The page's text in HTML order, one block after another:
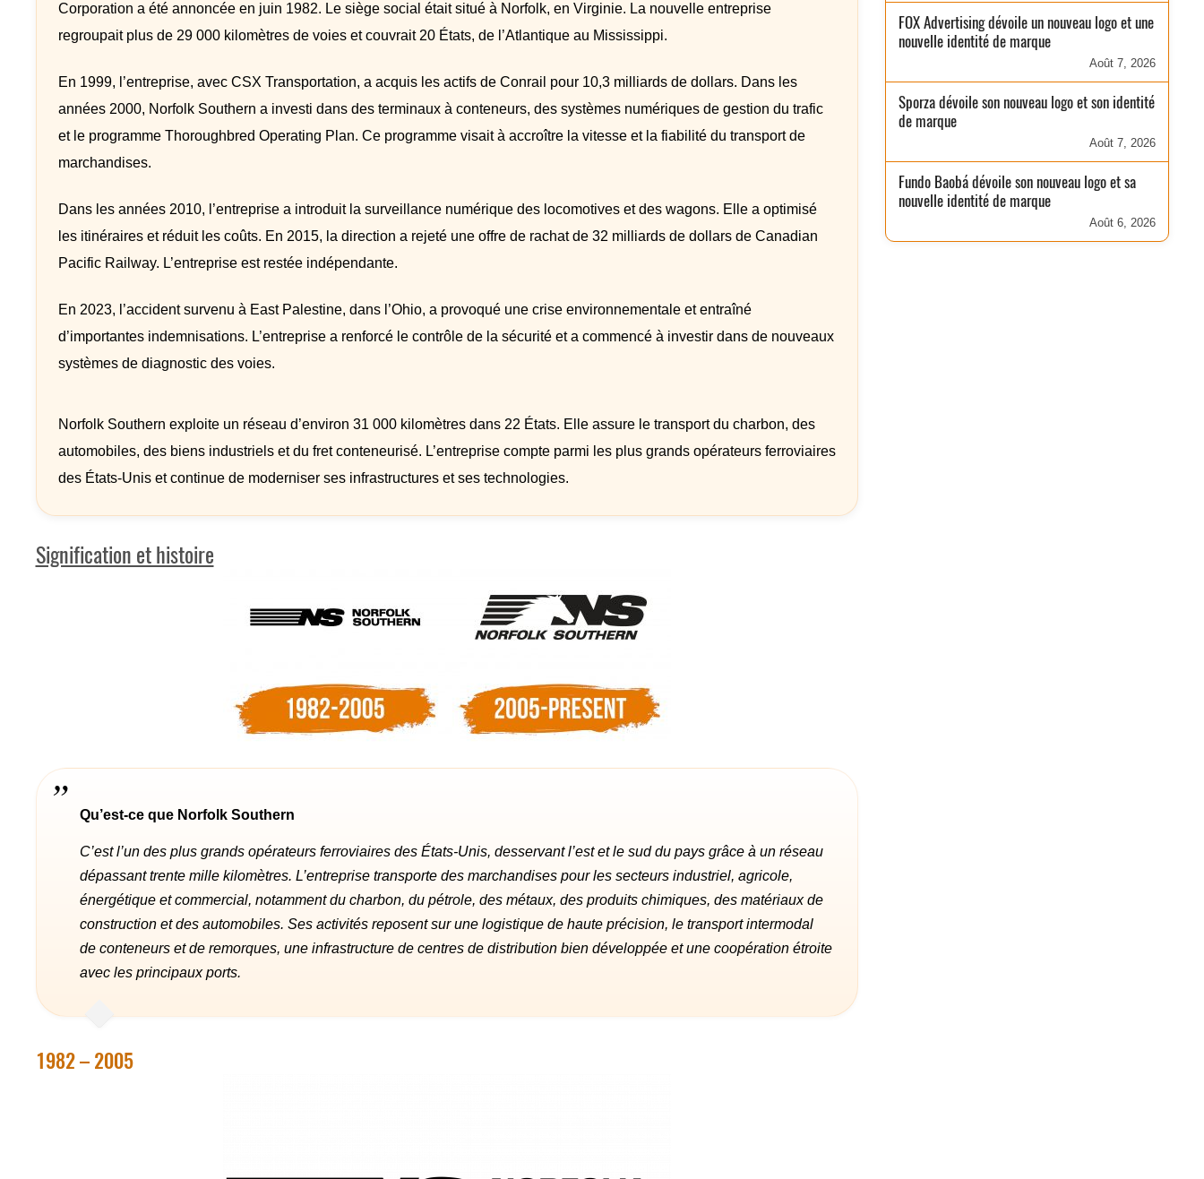
Corporation a été annoncée en juin 1982. Le siège social était situé à Norfolk, en Virginie. La nouvelle entreprise
regroupait plus de 29 000 kilomètres de voies et couvrait 20 États, de l’Atlantique au Mississippi.
En 1999, l’entreprise, avec CSX Transportation, a acquis les actifs de Conrail pour 10,3 milliards de dollars. Dans les
années 2000, Norfolk Southern a investi dans des terminaux à conteneurs, des systèmes numériques de gestion du trafic
et le programme Thoroughbred Operating Plan. Ce programme visait à accroître la vitesse et la fiabilité du transport de
marchandises.
Dans les années 2010, l’entreprise a introduit la surveillance numérique des locomotives et des wagons. Elle a optimisé
les itinéraires et réduit les coûts. En 2015, la direction a rejeté une offre de rachat de 32 milliards de dollars de Canadian
Pacific Railway. L’entreprise est restée indépendante.
En 2023, l’accident survenu à East Palestine, dans l’Ohio, a provoqué une crise environnementale et entraîné
d’importantes indemnisations. L’entreprise a renforcé le contrôle de la sécurité et a commencé à investir dans de nouveaux
systèmes de diagnostic des voies.
Norfolk Southern exploite un réseau d’environ 31 000 kilomètres dans 22 États. Elle assure le transport du charbon, des
automobiles, des biens industriels et du fret conteneurisé. L’entreprise compte parmi les plus grands opérateurs ferroviaires
des États-Unis et continue de moderniser ses infrastructures et ses technologies.
Signification et histoire
Qu’est-ce que Norfolk Southern
C’est l’un des plus grands opérateurs ferroviaires des États-Unis, desservant l’est et le sud du pays grâce à un réseau
dépassant trente mille kilomètres. L’entreprise transporte des marchandises pour les secteurs industriel, agricole,
énergétique et commercial, notamment du charbon, du pétrole, des métaux, des produits chimiques, des matériaux de
construction et des automobiles. Ses activités reposent sur une logistique de haute précision, le transport intermodal
de conteneurs et de remorques, une infrastructure de centres de distribution bien développée et une coopération étroite
avec les principaux ports.
1982 – 2005
FOX Advertising dévoile un nouveau logo et une
nouvelle identité de marque
Août 7, 2026
Sporza dévoile son nouveau logo et son identité
de marque
Août 7, 2026
Fundo Baobá dévoile son nouveau logo et sa
nouvelle identité de marque
Août 6, 2026